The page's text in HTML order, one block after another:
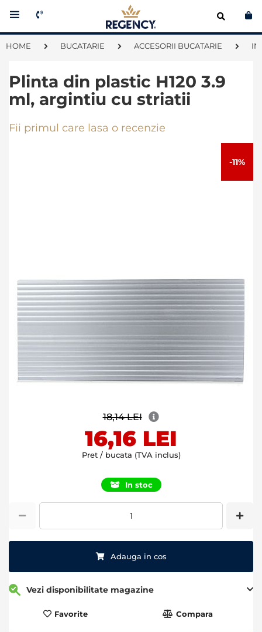
HOME BUCATARIE ACCESORII BUCATARIE
-11%
Plinta din plastic H120 3.9
ml, argintiu cu striatii
Fii primul care lasa o recenzie
18,14 LEI
16,16 LEI
Pret / bucata (TVA inclus)
In stoc
Adauga in cos
Vezi disponibilitate magazine
Favorite Compara